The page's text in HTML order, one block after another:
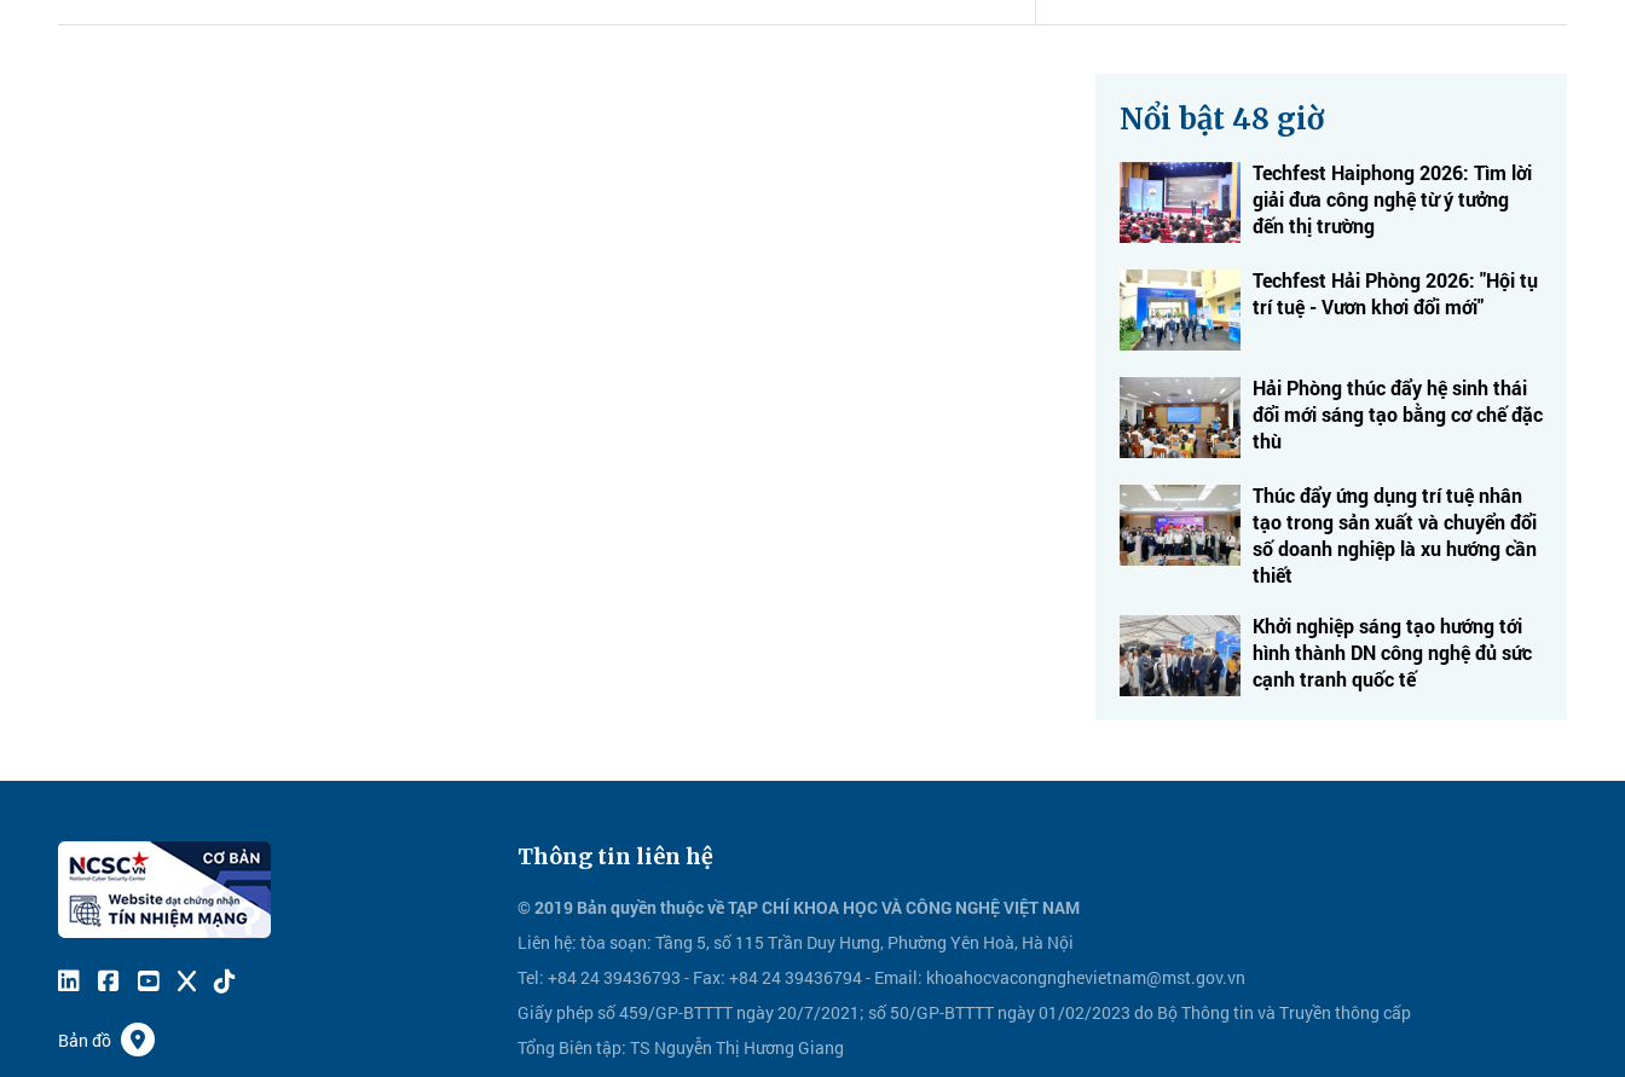
Nổi bật 48 giờ
Techfest Haiphong 2026: Tìm lời
giải đưa công nghệ từ ý tưởng
đến thị trường
Techfest Hải Phòng 2026: "Hội tụ
trí tuệ - Vươn khơi đổi mới"
Hải Phòng thúc đẩy hệ sinh thái
đổi mới sáng tạo bằng cơ chế đặc
thù
Thúc đẩy ứng dụng trí tuệ nhân
tạo trong sản xuất và chuyển đổi
số doanh nghiệp là xu hướng cần
thiết
Khởi nghiệp sáng tạo hướng tới
hình thành DN công nghệ đủ sức
cạnh tranh quốc tế
Bản đồ
Thông tin liên hệ
© 2019 Bản quyền thuộc về TẠP CHÍ KHOA HỌC VÀ CÔNG NGHỆ VIỆT NAM
Liên hệ: tòa soạn: Tầng 5, số 115 Trần Duy Hưng, Phường Yên Hoà, Hà Nội
Tel: +84 24 39436793 - Fax: +84 24 39436794 - Email: khoahocvacongnghevietnam@mst.gov.vn
Giấy phép số 459/GP-BTTTT ngày 20/7/2021; số 50/GP-BTTTT ngày 01/02/2023 do Bộ Thông tin và Truyền thông cấp
Tổng Biên tập: TS Nguyễn Thị Hương Giang